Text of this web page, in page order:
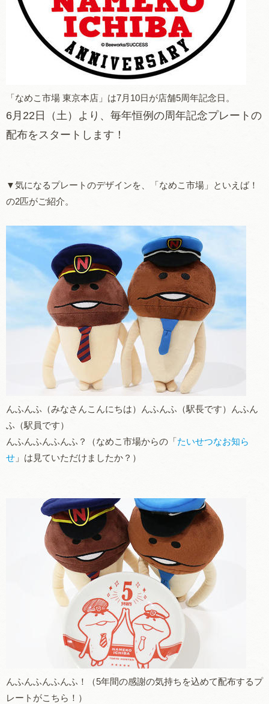
「なめこ市場 東京本店」は7月10日が店舗5周年記念日。
6月22日（土）より、毎年恒例の周年記念プレートの
配布をスタートします！
▼気になるプレートのデザインを、「なめこ市場」といえば！
の2匹がご紹介。
んふんふ（みなさんこんにちは）んふんふ（駅長です）んふん
ふ（駅員です）
んふんふんふんふ？（なめこ市場からの「たいせつなお知ら
せ 」は見ていただけましたか？）
んふんふんふんふ！（5年間の感謝の気持ちを込めて配布するプ
レートがこちら！）